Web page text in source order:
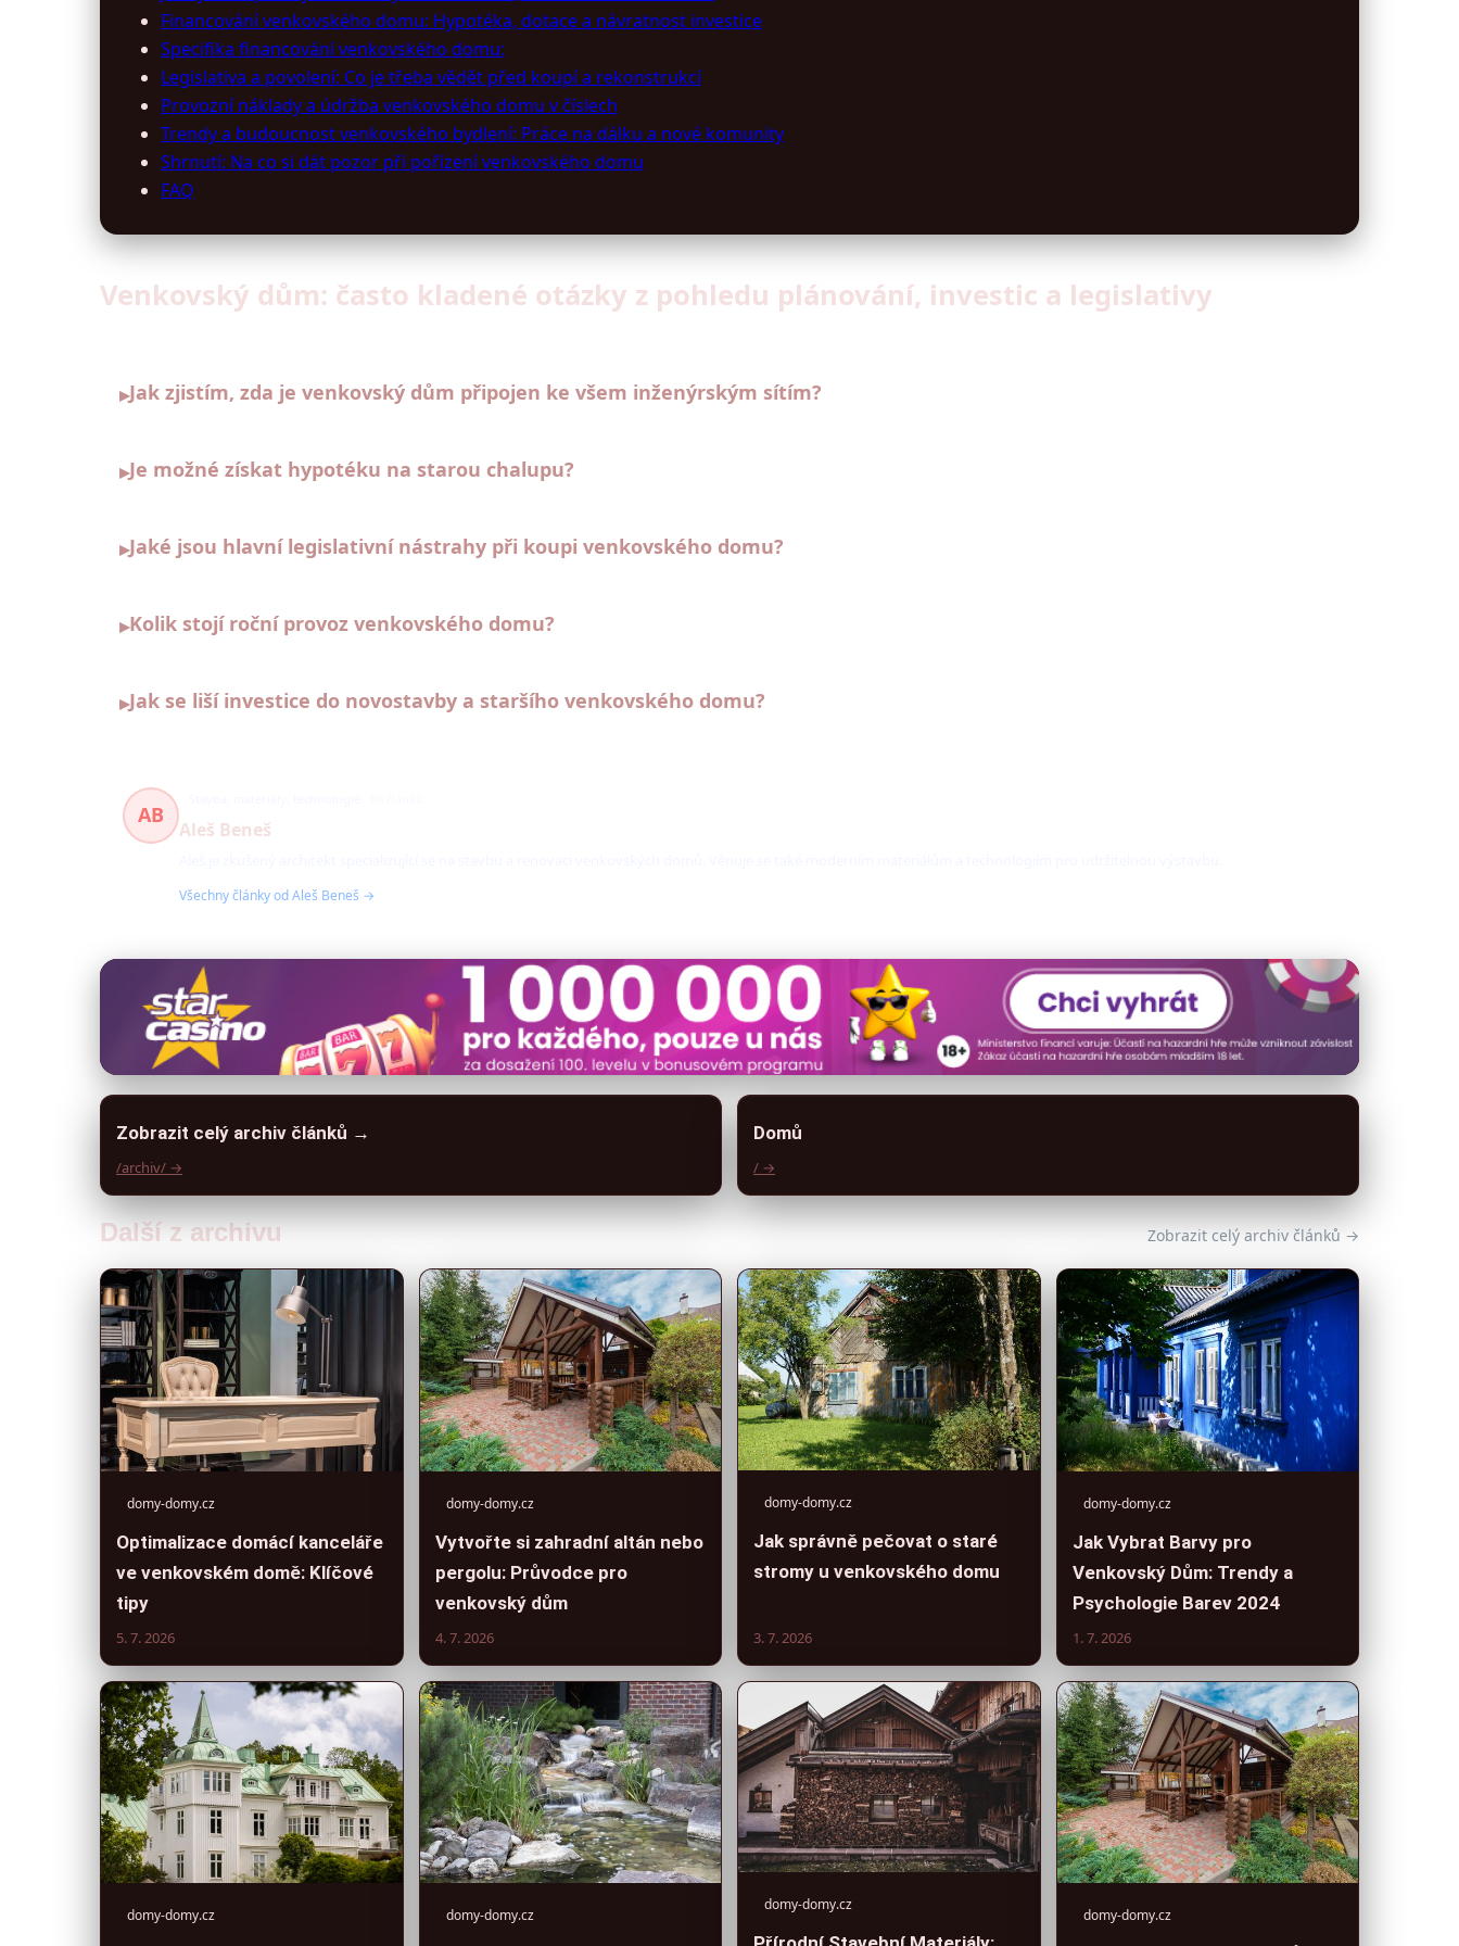
Financování venkovského domu: Hypotéka, dotace a návratnost investice
Specifika financování venkovského domu:
Legislativa a povolení: Co je třeba vědět před koupí a rekonstrukcí
Provozní náklady a údržba venkovského domu v číslech
Trendy a budoucnost venkovského bydlení: Práce na dálku a nové komunity
Shrnutí: Na co si dát pozor při pořízení venkovského domu
FAQ
Venkovský dům: často kladené otázky z pohledu plánování, investic a legislativy
▸Jak zjistím, zda je venkovský dům připojen ke všem inženýrským sítím?
▸Je možné získat hypotéku na starou chalupu?
▸Jaké jsou hlavní legislativní nástrahy při koupi venkovského domu?
▸Kolik stojí roční provoz venkovského domu?
▸Jak se liší investice do novostavby a staršího venkovského domu?
AB
Aleš Beneš
Všechny články od Aleš Beneš →
Zobrazit celý archiv článků →
/archiv/ →
Domů
/ →
Další z archivu Zobrazit celý archiv článků →
domy-domy.cz
Optimalizace domácí kanceláře
ve venkovském domě: Klíčové
tipy
5. 7. 2026
domy-domy.cz
Vytvořte si zahradní altán nebo
pergolu: Průvodce pro
venkovský dům
4. 7. 2026
domy-domy.cz
Jak správně pečovat o staré
stromy u venkovského domu
3. 7. 2026
domy-domy.cz
Jak Vybrat Barvy pro
Venkovský Dům: Trendy a
Psychologie Barev 2024
1. 7. 2026
domy-domy.cz domy-domy.cz
domy-domy.cz
domy-domy.cz